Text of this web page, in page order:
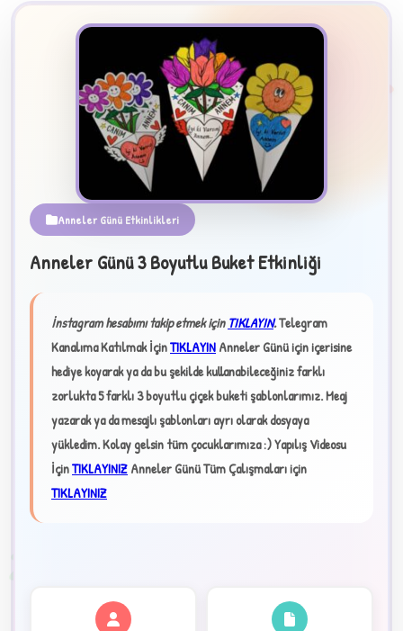
2
Anneler Günü Etkinlikleri
Anneler Günü 3 Boyutlu Buket Etkinliği
İnstagram hesabımı takip etmek içinTIKLAYIN.Telegram
Kanalıma Katılmak İçinTIKLAYINAnneler Günü için içerisine
hediye koyarak ya da bu şekilde kullanabileceğiniz farklı
zorlukta 5 farklı 3 boyutlu çiçek buketi şablonlarımız. Meaj
yazarak ya da mesajlı şablonları ayrı olarak dosyaya
yükledim. Kolay gelsin tüm çocuklarımıza :)Yapılış Videosu
İçinTIKLAYINIZAnneler Günü Tüm Çalışmaları için
TIKLAYINIZ
★